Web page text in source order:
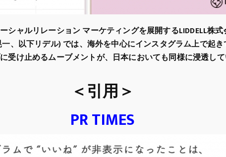
シャルリレーション マーケティングを展開するLIDDELL株
、以下リデル) では、海外を中心にインスタグラム上で起
受け止めるムーブメントが、日本においても同様に浸透し
＜引用＞
PR TIMES